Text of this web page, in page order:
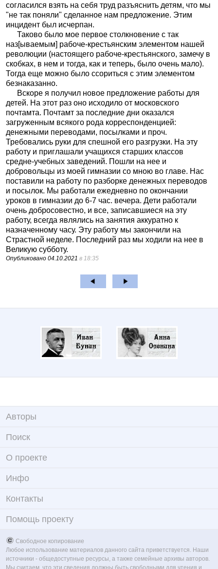
согласился взять на себя труд разъяснить детям, что мы
"не так поняли" сделанное нам предложение. Этим
инцидент был исчерпан.
Таково было мое первое столкновение с так
наз[ываемым] рабоче-крестьянским элементом нашей
революции (настоящего рабоче-крестьянского, замечу в
скобках, в нем и тогда, как и теперь, было очень мало).
Тогда еще можно было ссориться с этим элементом
безнаказанно.
Вскоре я получил новое предложение работы для
детей. На этот раз оно исходило от московского
почтамта. Почтамт за последние дни оказался
загруженным всякого рода корреспонденцией:
денежными переводами, посылками и проч.
Требовались руки для спешной его разгрузки. На эту
работу и приглашали учащихся старших классов
средне-учебных заведений. Пошли на нее и
добровольцы из моей гимназии со мною во главе. Нас
поставили на работу по разборке денежных переводов
и посылок. Мы работали ежедневно по окончании
уроков в гимназии до 6-7 час. вечера. Дети работали
очень добросовестно, и все, записавшиеся на эту
работу, всегда являлись на занятия аккуратно к
назначенному часу. Эту работу мы закончили на
Страстной неделе. Последний раз мы ходили на нее в
Великую субботу.
Опубликовано 04.10.2021 в 18:35
Авторы
Поиск
О проекте
Инфо
Контакты
Помощь проекту
Свободное копирование
Любое использование материалов данного сайта приветствуется. Наши
источники - общедоступные ресурсы, а также семейные архивы авторов.
Мы считаем, что эти сведения должны быть свободными для чтения и